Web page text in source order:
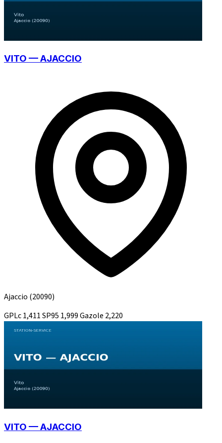
VITO — AJACCIO
Ajaccio (20090)
GPLc1,411SP95 1,999Gazole 2,220
VITO — AJACCIO